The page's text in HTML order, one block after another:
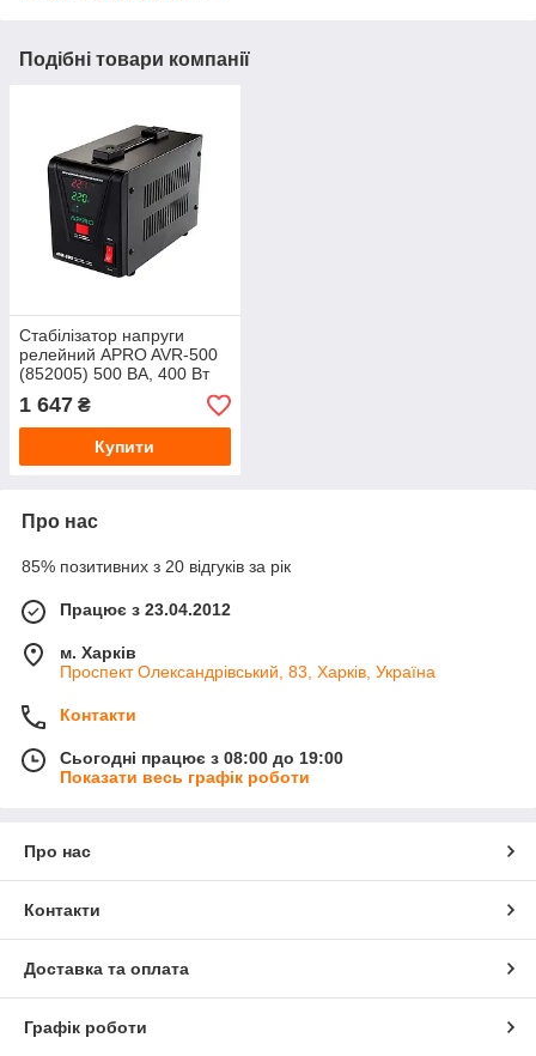
Подібні товари компанії
Стабілізатор напруги
релейний APRO AVR-500
(852005) 500 ВА, 400 Вт
1 647 ₴
Купити
Про нас
85% позитивних з 20 відгуків за рік
Працює з 23.04.2012
м. Харків
Проспект Олександрівський, 83, Харків, Україна
Контакти
Сьогодні працює з 08:00 до 19:00
Показати весь графік роботи
Про нас
Контакти
Доставка та оплата
Графік роботи